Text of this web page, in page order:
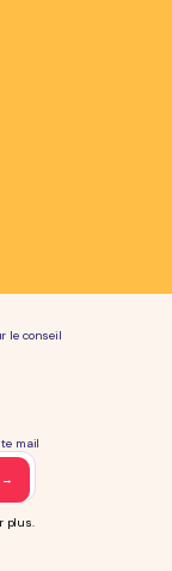
le conseil
mail
plus.